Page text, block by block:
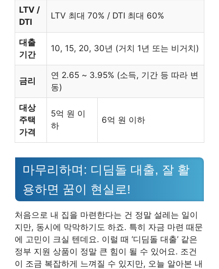
LTV /
DTI
LTV 최대 70% / DTI 최대 60%
대출
기간
10, 15, 20, 30년 (거치 1년 또는 비거치)
금리
연 2.65 ~ 3.95% (소득, 기간 등 따라 변
동)
대상
주택
가격
5억 원 이
하
6억 원 이하
마무리하며: 디딤돌 대출, 잘 활
용하면 꿈이 현실로!
처음으로 내 집을 마련한다는 건 정말 설레는 일이
지만, 동시에 막막하기도 하죠. 특히 자금 마련 때문
에 고민이 크실 텐데요. 이럴 때 ‘디딤돌 대출’ 같은
정부 지원 상품이 정말 큰 힘이 될 수 있어요. 조건
이 조금 복잡하게 느껴질 수 있지만, 오늘 알아본 내